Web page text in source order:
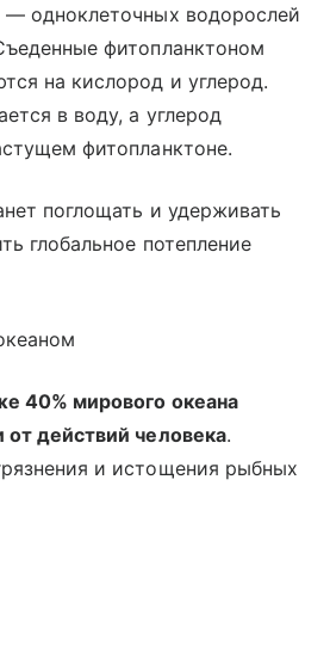
— одноклеточных водорослей
фитопланктоном
на кислород и углерод.
в воду, а углерод
фитопланктоне.
поглощать и удерживать
глобальное потепление
40% мирового океана
от действий человека.
и истощения рыбных